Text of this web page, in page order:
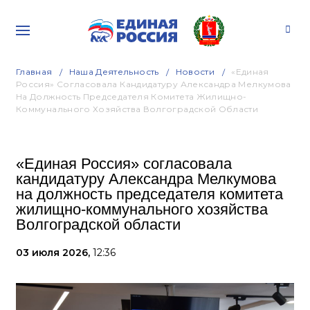
Главная Наша Деятельность Новости
«Единая
Россия» Согласовала Кандидатуру Александра Мелкумова
На Должность Председателя Комитета Жилищно-
Коммунального Хозяйства Волгоградской Области
«Единая Россия» согласовала
кандидатуру Александра Мелкумова
на должность председателя комитета
жилищно-коммунального хозяйства
Волгоградской области
03 июля 2026, 12:36